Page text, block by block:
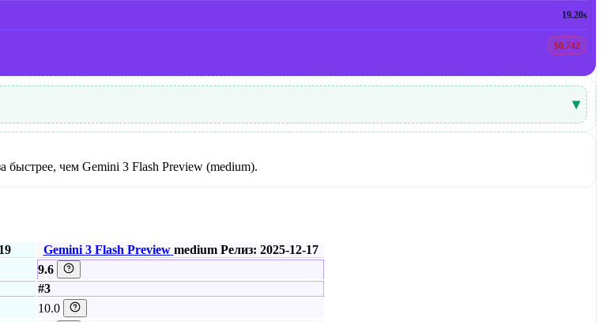
19.20s
$0.742
▾
быстрее, чем Gemini 3 Flash Preview (medium).
Gemini 3 Flash Preview medium Релиз: 2025-12-17
9.6
#3
10.0